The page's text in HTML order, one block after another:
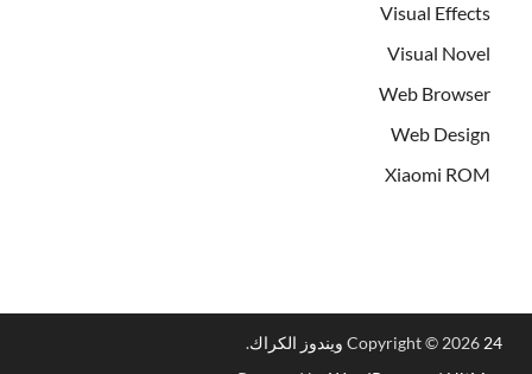
Visual Effects
Visual Novel
Web Browser
Web Design
Xiaomi ROM
Copyright © 2026 24 ويندوز الكراك
.